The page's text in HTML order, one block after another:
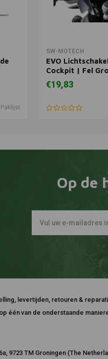
Paklijst
In
SW-MOTECH
EVO
Cockpit | Fel
€19,83
Op de
levertijden, retouren &
één van de onderstaande
9723 TM Groningen (The